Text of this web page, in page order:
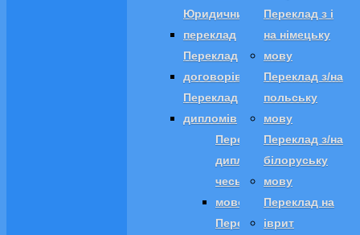
Юридичний
переклад
Переклад
договорів
Переклад
дипломів
Переклад
диплома
чеською
мовою
Переклад
Переклад з і
на німецьку
мову
Переклад з/на
польську
мову
Переклад з/на
білоруську
мову
Переклад на
іврит